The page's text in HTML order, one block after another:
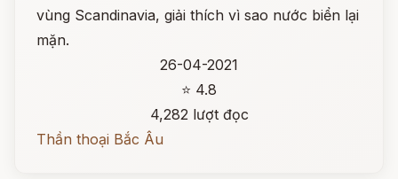
vùng Scandinavia, giải thích vì sao nước biển lại
mặn.
26-04-2021
⭐ 4.8
4,282 lượt đọc
Thần thoại Bắc Âu